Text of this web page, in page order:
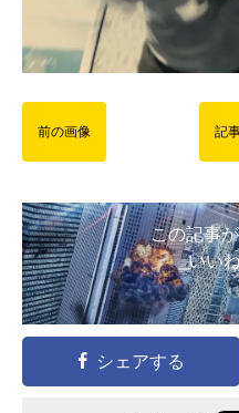
前の画像 記
この記事
いい
シェアする